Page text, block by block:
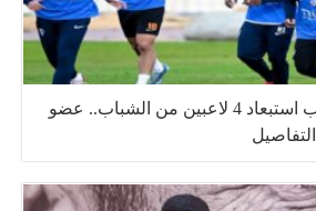
الزمالك يكشف أسباب استبعاد 4 لاعبين من الشباب.. عضو